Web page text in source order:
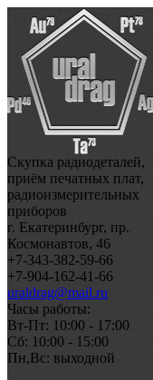
Скупка радиодеталей,
приём печатных плат,
радиоизмерительных
приборов
г. Екатеринбург, пр.
Космонавтов, 46
+7-343-382-59-66
+7-904-162-41-66
uraldrag@mail.ru
Часы работы:
Вт-Пт: 10:00 - 17:00
Сб: 10:00 - 15:00
Пн,Вс: выходной